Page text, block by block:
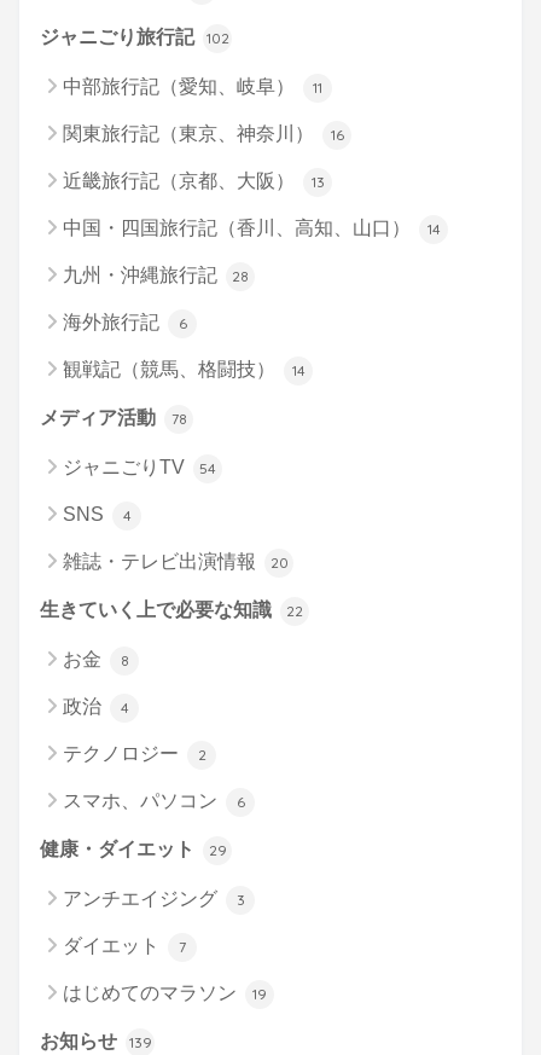
ジャニごり旅行記 102
中部旅行記（愛知、岐阜） 11
関東旅行記（東京、神奈川） 16
近畿旅行記（京都、大阪） 13
中国・四国旅行記（香川、高知、山口） 14
九州・沖縄旅行記 28
海外旅行記 6
観戦記（競馬、格闘技） 14
メディア活動 78
ジャニごりTV 54
SNS 4
雑誌・テレビ出演情報 20
生きていく上で必要な知識 22
お金 8
政治 4
テクノロジー 2
スマホ、パソコン 6
健康・ダイエット 29
アンチエイジング 3
ダイエット 7
はじめてのマラソン 19
お知らせ 139